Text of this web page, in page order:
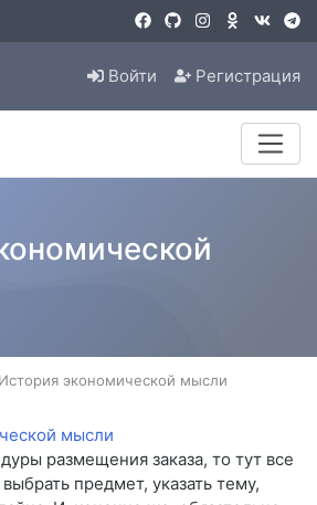
Войти Регистрация
История экономической мысли
размещения заказа, то тут все
предмет, указать тему,